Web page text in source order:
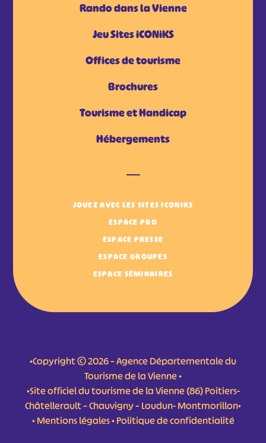
Rando dans la Vienne
Jeu Sites iCONiKS
Offices de tourisme
Brochures
Tourisme et Handicap
Hébergements
JOUEZ AVEC LES SITES ICONIKS
ESPACE PRO
ESPACE PRESSE
ESPACE GROUPES
ESPACE SÉMINAIRES
•Copyright © 2026 – Agence Départementale du
Tourisme de la Vienne •
•Site officiel du tourisme de la Vienne (86) Poitiers-
Châtellerault – Chauvigny – Loudun- Montmorillon•
•Mentions légales•Politique de confidentialité